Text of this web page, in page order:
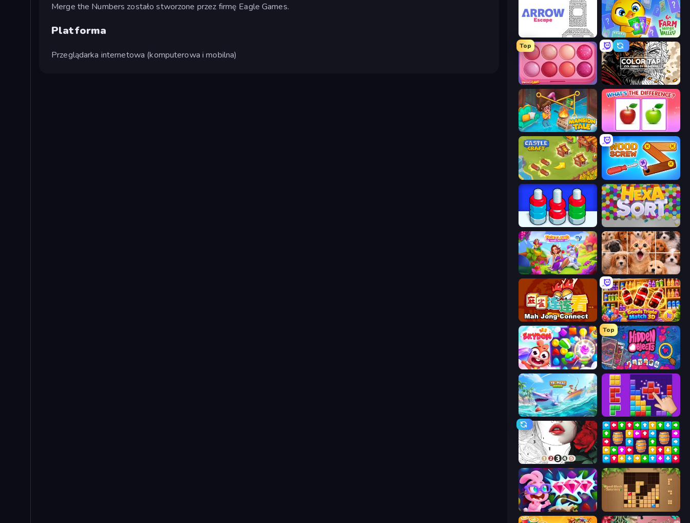
Merge the Numbers zostało stworzone przez firmę Eagle Games.
Platforma
Przeglądarka internetowa (komputerowa i mobilna)
Arrow Escape Farm Merge Valley
Top
Piece of Cake: Merge and Bake Color Tap: Coloring by Numbers
Mansion Tale: Merge Secrets What's The Difference?
Castle Craft Wood Screw: Bolts Puzzle
Fairyland Merge & Magic Jigpic Solitaire
Mahjong Connect (Legacy) Goods Triple Match 3D
Skydom
Top
Hidden Objects
Tropical Merge BlockBuster Puzzle
Numicolor Tap Away Story
Skydom: Reforged Wood Block Journey